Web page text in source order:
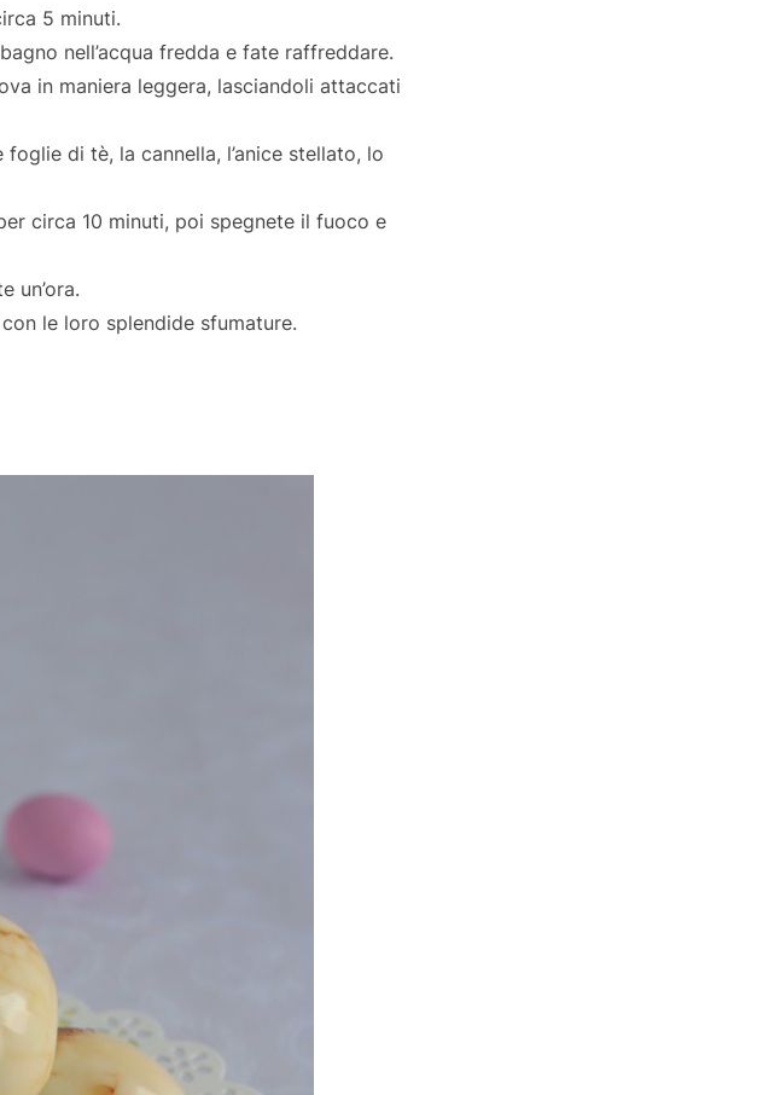
5 minuti.
nell’acqua fredda e fate raffreddare.
in maniera leggera, lasciandoli attaccati
di tè, la cannella, l’anice stellato, lo
circa 10 minuti, poi spegnete il fuoco e
un’ora.
le loro splendide sfumature.